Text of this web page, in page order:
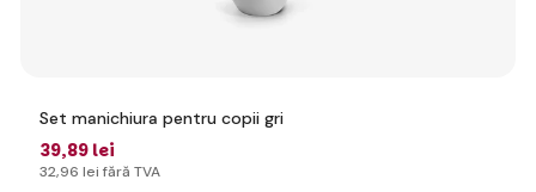
Set manichiura pentru copii gri
39,89 lei
32,96 lei fără TVA